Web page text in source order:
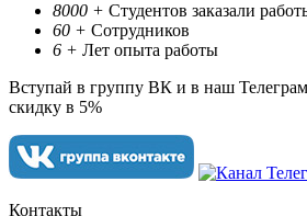
8000 + Студентов заказали
60 + Сотрудников
6 + Лет опыта работы
Вступай в группу ВК и в наш
скидку в 5%
Контакты